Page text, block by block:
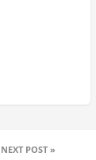
NEXT POST »